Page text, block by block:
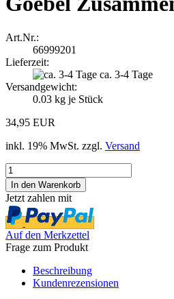
Art.Nr.:
66999201
Lieferzeit:
ca. 3-4 Tage
Versandgewicht:
0.03 kg je Stück
34,95 EUR
inkl. 19% MwSt. zzgl. Versand
Jetzt zahlen mit
Auf den Merkzettel
Frage zum Produkt
Beschreibung
Kundenrezensionen